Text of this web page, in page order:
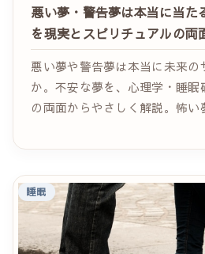
悪い夢・警告夢は本当に当た
を現実とスピリチュアルの両
悪い夢や警告夢は本当に未来の
か。不安な夢を、心理学・睡
の両面からやさしく解説。怖
睡眠